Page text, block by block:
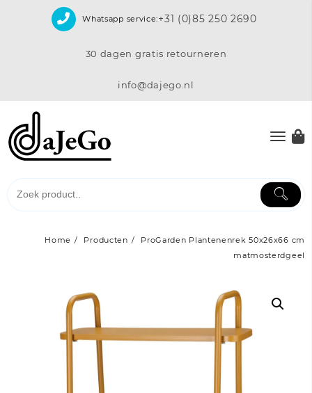
Whatsapp service:+31 (0)85 250 2690
30 dagen gratis retourneren
info@dajego.nl
Home Producten
ProGarden Plantenenrek 50x26x66 cm
matmosterdgeel